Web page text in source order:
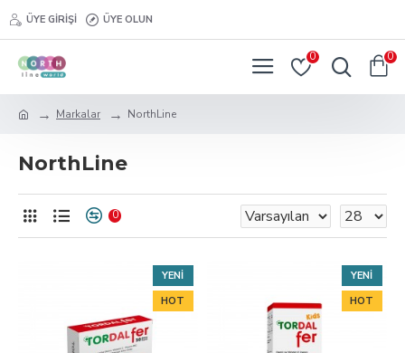
ÜYE GIRIŞI ÜYE OLUN
0 0
Markalar NorthLine
NorthLine
0
YENI
HOT
YENI
HOT